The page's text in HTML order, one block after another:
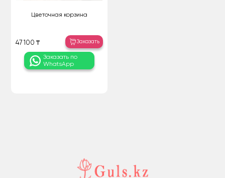
Цветочная корзина
47 100 ₸ Заказать
Заказать по
WhatsApp